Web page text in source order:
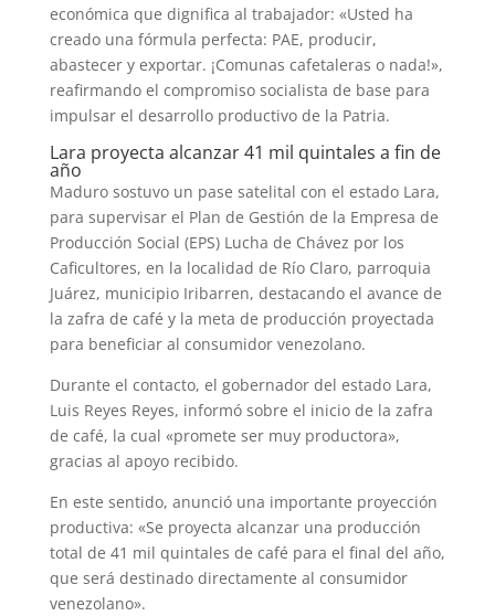
económica que dignifica al trabajador: «Usted ha
creado una fórmula perfecta: PAE, producir,
abastecer y exportar. ¡Comunas cafetaleras o nada!»,
reafirmando el compromiso socialista de base para
impulsar el desarrollo productivo de la Patria.
Lara proyecta alcanzar 41 mil quintales a fin de
año
Maduro sostuvo un pase satelital con el estado Lara,
para supervisar el Plan de Gestión de la Empresa de
Producción Social (EPS) Lucha de Chávez por los
Caficultores, en la localidad de Río Claro, parroquia
Juárez, municipio Iribarren, destacando el avance de
la zafra de café y la meta de producción proyectada
para beneficiar al consumidor venezolano.
Durante el contacto, el gobernador del estado Lara,
Luis Reyes Reyes, informó sobre el inicio de la zafra
de café, la cual «promete ser muy productora»,
gracias al apoyo recibido.
En este sentido, anunció una importante proyección
productiva: «Se proyecta alcanzar una producción
total de 41 mil quintales de café para el final del año,
que será destinado directamente al consumidor
venezolano».